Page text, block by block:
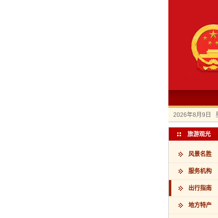
2026年8月9日
旅游观光
风景名胜
服务机构
出行指南
地方特产